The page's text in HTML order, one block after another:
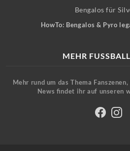
Bengalos für
HowTo: Bengalos & Pyro
MEHR
Mehr rund um das Thema
News findet ihr auf unseren